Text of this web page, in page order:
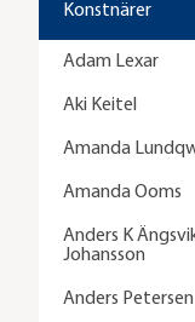
Konstnärer
Adam Lexar
Aki Keitel
Amanda
Amanda Ooms
Anders K
Johansson
Anders Petersen